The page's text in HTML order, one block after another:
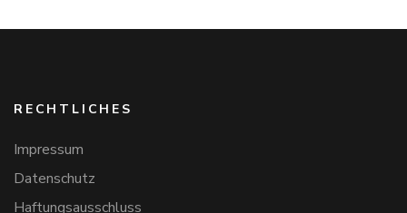
RECHTLICHES
Impressum
Datenschutz
Haftungsausschluss